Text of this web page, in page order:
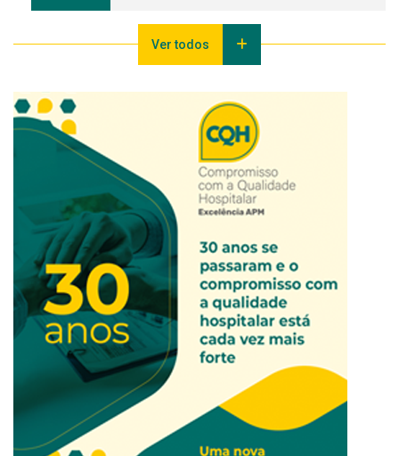
Ver todos